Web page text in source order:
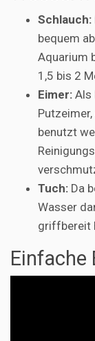
Schlauch:
bequem
Aquarium
1,5 bis 2
Eimer: Als
benutzt
Tuch: Da
Wasser
griffbereit
Einfache